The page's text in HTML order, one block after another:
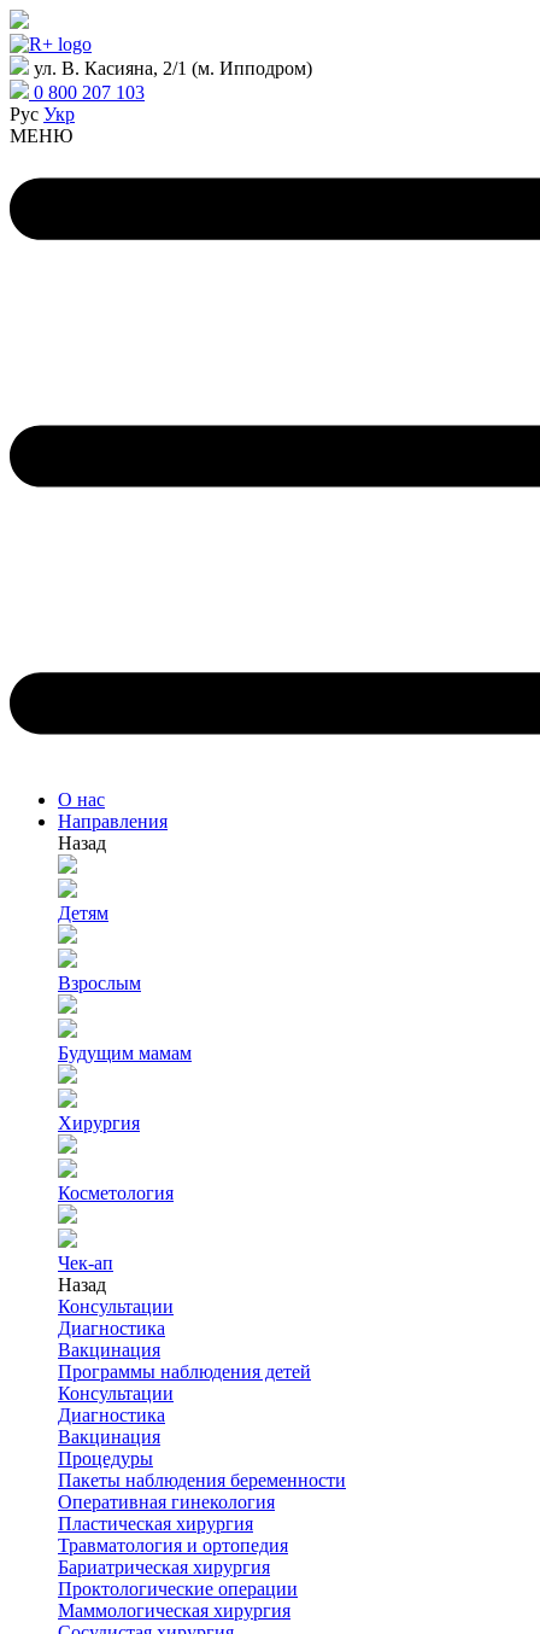
ул. В. Касияна, 2/1 (м. Ипподром)
0 800 207 103
Рус Укр
МЕНЮ
О нас
Направления
Назад
Детям
Взрослым
Будущим мамам
Хирургия
Косметология
Чек-ап
Назад
Консультации
Диагностика
Вакцинация
Программы наблюдения детей
Консультации
Диагностика
Вакцинация
Процедуры
Пакеты наблюдения беременности
Оперативная гинекология
Пластическая хирургия
Травматология и ортопедия
Бариатрическая хирургия
Проктологические операции
Маммологическая хирургия